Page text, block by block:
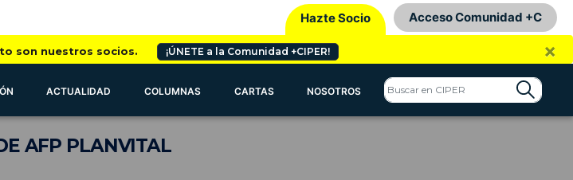
Hazte Socio Acceso Comunidad +C
son nuestros socios. ¡ÚNETE a la Comunidad +CIPER! ×
ACTUALIDAD COLUMNAS CARTAS NOSOTROS
AFP PLANVITAL